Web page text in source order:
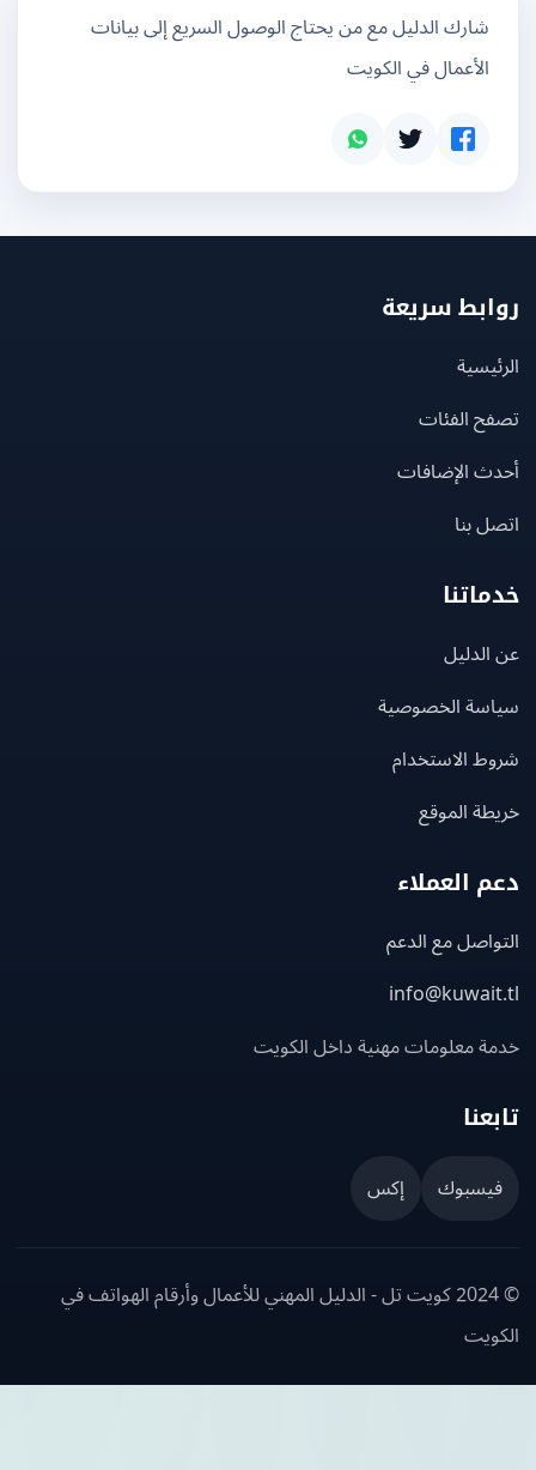
شارك الدليل مع من يحتاج الوصول السريع إلى بيانات
الأعمال في الكويت
سريعة
الفئات
الإضافات
بنا
الخصوصية
الاستخدام
الموقع
العملاء
مع الدعم
معلومات مهنية داخل الكويت
إكس
© 2024 كويت تل - الدليل المهني للأعمال وأرقام الهواتف في